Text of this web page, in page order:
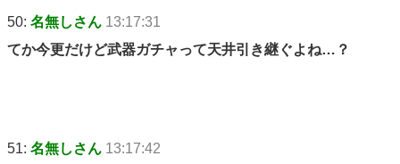
50: 名無しさん 13:17:31
てか今更だけど武器ガチャって天井引き継ぐよね…？
51: 名無しさん 13:17:42